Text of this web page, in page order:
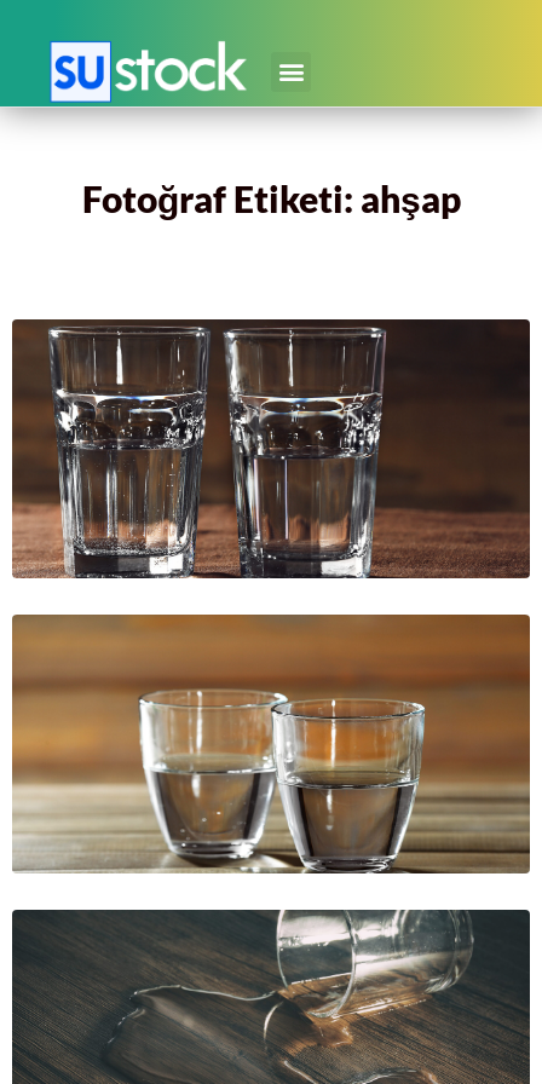
Fotoğraf Etiketi: ahşap